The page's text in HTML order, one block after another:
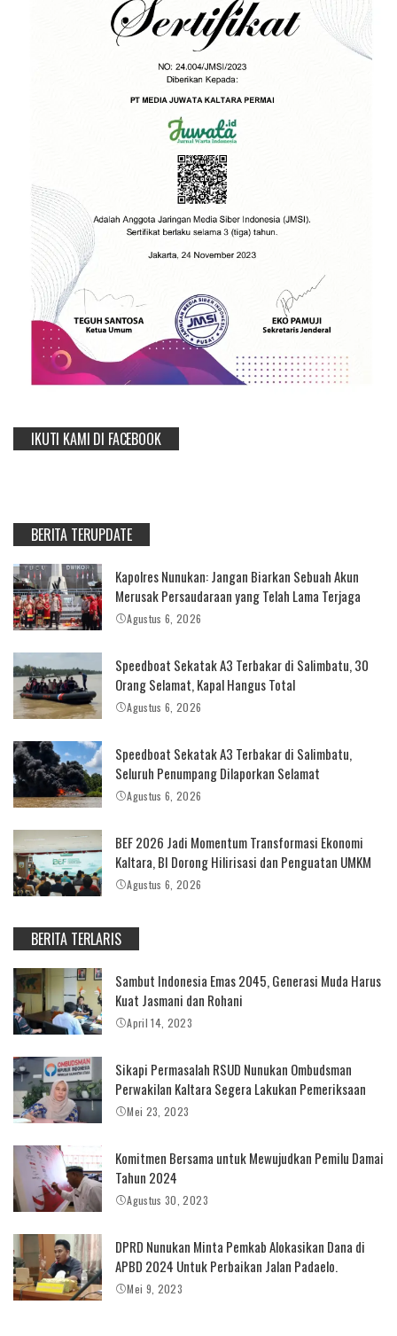
IKUTI KAMI DI FACEBOOK
BERITA TERUPDATE
Kapolres Nunukan: Jangan Biarkan Sebuah Akun
Merusak Persaudaraan yang Telah Lama Terjaga
Agustus 6, 2026
Speedboat Sekatak A3 Terbakar di Salimbatu, 30
Orang Selamat, Kapal Hangus Total
Agustus 6, 2026
Speedboat Sekatak A3 Terbakar di Salimbatu,
Seluruh Penumpang Dilaporkan Selamat
Agustus 6, 2026
BEF 2026 Jadi Momentum Transformasi Ekonomi
Kaltara, BI Dorong Hilirisasi dan Penguatan UMKM
Agustus 6, 2026
BERITA TERLARIS
Sambut Indonesia Emas 2045, Generasi Muda Harus
Kuat Jasmani dan Rohani
April 14, 2023
Sikapi Permasalah RSUD Nunukan Ombudsman
Perwakilan Kaltara Segera Lakukan Pemeriksaan
Mei 23, 2023
Komitmen Bersama untuk Mewujudkan Pemilu Damai
Tahun 2024
Agustus 30, 2023
DPRD Nunukan Minta Pemkab Alokasikan Dana di
APBD 2024 Untuk Perbaikan Jalan Padaelo.
Mei 9, 2023